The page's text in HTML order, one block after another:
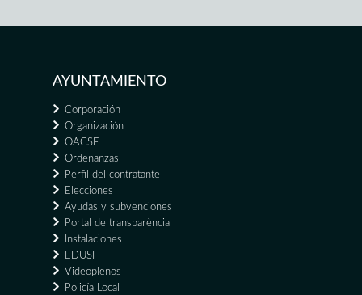
AYUNTAMIENTO
Corporación
Organización
OACSE
Ordenanzas
Perfil del contratante
Elecciones
Ayudas y subvenciones
Portal de transparència
Instalaciones
EDUSI
Videoplenos
Policía Local